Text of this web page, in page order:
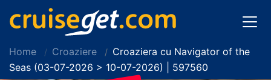
Home Croaziere
Croaziera cu Navigator of the
Seas (03-07-2026 > 10-07-2026) | 597560